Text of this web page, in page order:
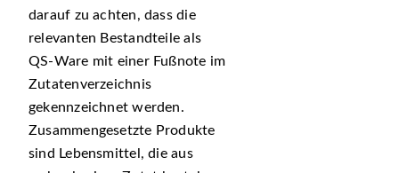
darauf zu achten, dass die
relevanten Bestandteile als
QS-Ware mit einer Fußnote im
Zutatenverzeichnis
gekennzeichnet werden.
Zusammengesetzte Produkte
sind Lebensmittel, die aus